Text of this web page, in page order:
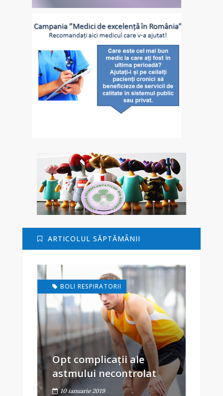
ARTICOLUL SĂPTĂMÂNII
BOLI RESPIRATORII
Opt complicații ale
astmului necontrolat
10 ianuarie 2019